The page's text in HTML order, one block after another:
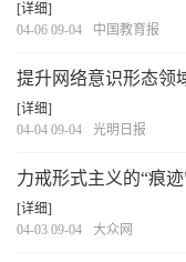
[详细]
04-06 09-04
中国教育报
提升网络意识形态领
[详细]
04-04 09-04
光明日报
力戒形式主义的“痕
[详细]
04-03 09-04
大众网